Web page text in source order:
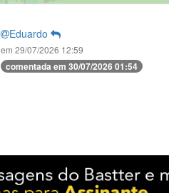
Eduardo
em 29/07/2026 12:59
comentada em 30/07/2026 01:54